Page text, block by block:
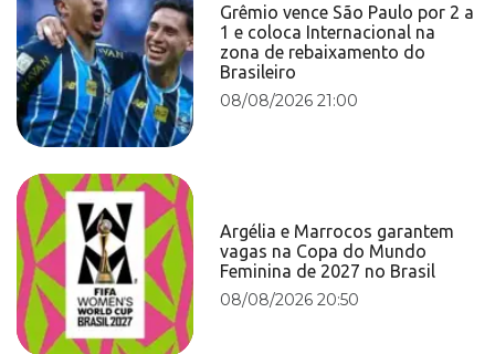
Grêmio vence São Paulo por 2 a
1 e coloca Internacional na
zona de rebaixamento do
Brasileiro
08/08/2026 21:00
Argélia e Marrocos garantem
vagas na Copa do Mundo
Feminina de 2027 no Brasil
08/08/2026 20:50